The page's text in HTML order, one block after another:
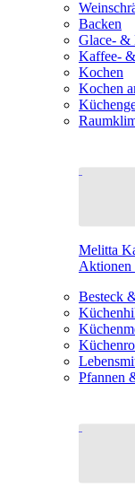
Backen
Glace- &
Kaffee-
Kochen
Kochen
Melitta
Aktionen
Besteck
Pfannen